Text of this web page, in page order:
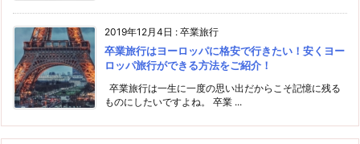
2019年12月4日 : 卒業旅行
卒業旅行はヨーロッパに格安で行きたい！安くヨー
ロッパ旅行ができる方法をご紹介！
卒業旅行は一生に一度の思い出だからこそ記憶に残る
ものにしたいですよね。 卒業 ...